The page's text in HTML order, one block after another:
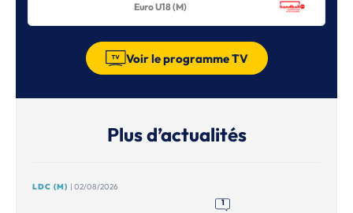
Euro U18 (M)
Voir le programme TV
Plus d’actualités
LDC (M) | 02/08/2026
1